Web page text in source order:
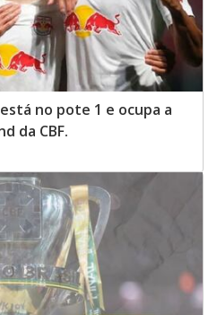
no pote 1 e ocupa a
da CBF.